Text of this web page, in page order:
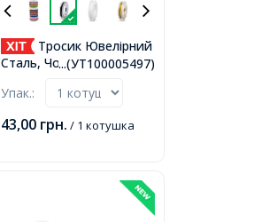
...(УТ100005497)
Тросик Ювелірний
Сталь, Чорний, 0.45мм,
Упак.:
43,00 грн. / 1 котушка